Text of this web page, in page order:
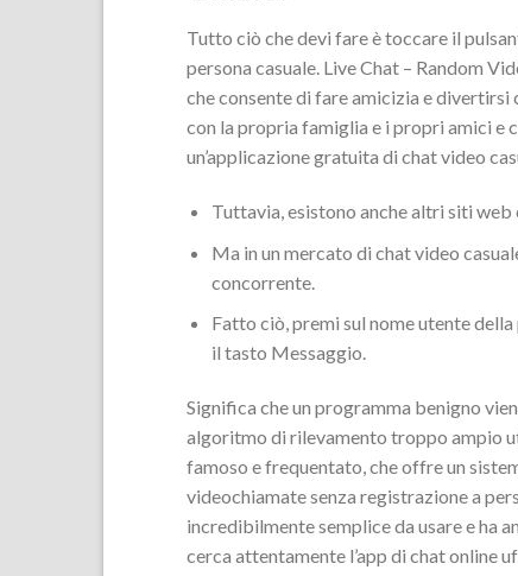
Tutto ciò che devi fare è toccare il
persona casuale. Live Chat – Random
che consente di fare amicizia e
con la propria famiglia e i propri amici e
un’applicazione gratuita di chat video
Tuttavia, esistono anche altri siti
Ma in un mercato di chat video
concorrente.
Fatto ciò, premi sul nome utente
il tasto Messaggio.
Significa che un programma benigno
algoritmo di rilevamento troppo ampio
famoso e frequentato, che offre un
videochiamate senza registrazione a
incredibilmente semplice da usare e ha
cerca attentamente l’app di chat online